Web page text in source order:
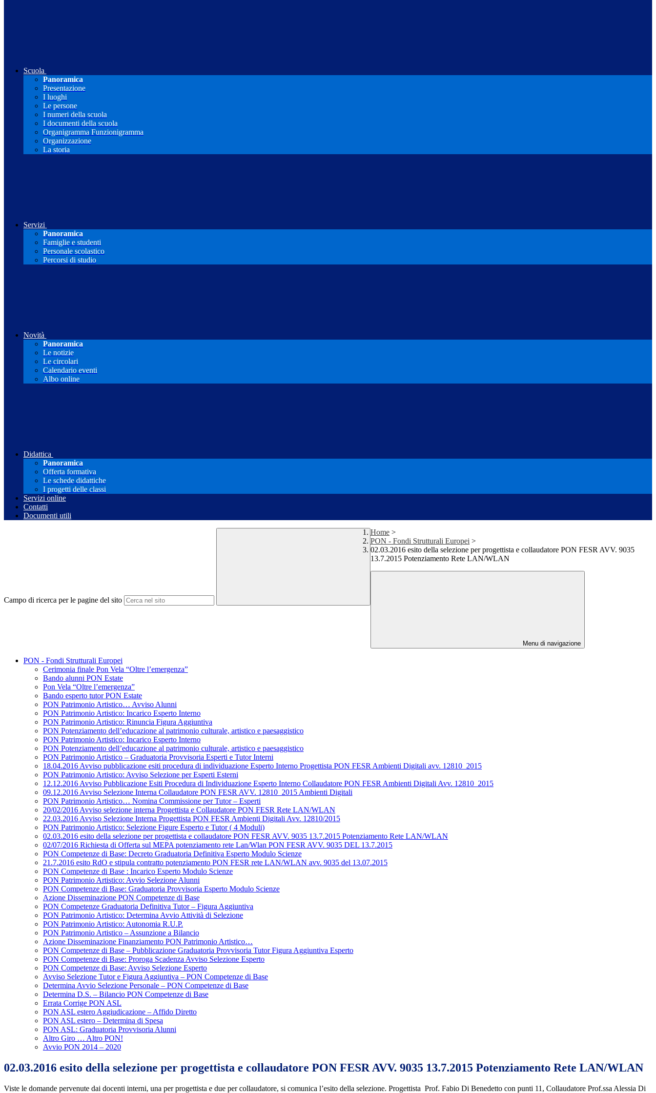
Scuola
Panoramica
Presentazione
I luoghi
Le persone
I numeri della scuola
I documenti della scuola
Organigramma Funzionigramma
Organizzazione
La storia
Servizi
Panoramica
Famiglie e studenti
Personale scolastico
Percorsi di studio
Novità
Panoramica
Le notizie
Le circolari
Calendario eventi
Albo online
Didattica
Panoramica
Offerta formativa
Le schede didattiche
I progetti delle classi
Servizi online
Contatti
Documenti utili
Campo di ricerca per le pagine del sito
Home >
PON - Fondi Strutturali Europei >
02.03.2016 esito della selezione per progettista e collaudatore PON FESR AVV. 9035
13.7.2015 Potenziamento Rete LAN/WLAN
Menu di navigazione
PON - Fondi Strutturali Europei
Cerimonia finale Pon Vela “Oltre l’emergenza”
Bando alunni PON Estate
Pon Vela “Oltre l’emergenza”
Bando esperto tutor PON Estate
PON Patrimonio Artistico… Avviso Alunni
PON Patrimonio Artistico: Incarico Esperto Interno
PON Patrimonio Artistico: Rinuncia Figura Aggiuntiva
PON Potenziamento dell’educazione al patrimonio culturale, artistico e paesaggistico
PON Patrimonio Artistico: Incarico Esperto Interno
PON Potenziamento dell’educazione al patrimonio culturale, artistico e paesaggistico
PON Patrimonio Artistico – Graduatoria Provvisoria Esperti e Tutor Interni
18.04.2016 Avviso pubblicazione esiti procedura di individuazione Esperto Interno Progettista PON FESR Ambienti Digitali avv. 12810_2015
PON Patrimonio Artistico: Avviso Selezione per Esperti Esterni
12.12.2016 Avviso Pubblicazione Esiti Procedura di Individuazione Esperto Interno Collaudatore PON FESR Ambienti Digitali Avv. 12810_2015
09.12.2016 Avviso Selezione Interna Collaudatore PON FESR AVV. 12810_2015 Ambienti Digitali
PON Patrimonio Artistico… Nomina Commissione per Tutor – Esperti
20/02/2016 Avviso selezione interna Progettista e Collaudatore PON FESR Rete LAN/WLAN
22.03.2016 Avviso Selezione Interna Progettista PON FESR Ambienti Digitali Avv. 12810/2015
PON Patrimonio Artistico: Selezione Figure Esperto e Tutor ( 4 Moduli)
02.03.2016 esito della selezione per progettista e collaudatore PON FESR AVV. 9035 13.7.2015 Potenziamento Rete LAN/WLAN
02/07/2016 Richiesta di Offerta sul MEPA potenziamento rete Lan/Wlan PON FESR AVV. 9035 DEL 13.7.2015
PON Competenze di Base: Decreto Graduatoria Definitiva Esperto Modulo Scienze
21.7.2016 esito RdO e stipula contratto potenziamento PON FESR rete LAN/WLAN avv. 9035 del 13.07.2015
PON Competenze di Base : Incarico Esperto Modulo Scienze
PON Patrimonio Artistico: Avvio Selezione Alunni
PON Competenze di Base: Graduatoria Provvisoria Esperto Modulo Scienze
Azione Disseminazione PON Competenze di Base
PON Competenze Graduatoria Definitiva Tutor – Figura Aggiuntiva
PON Patrimonio Artistico: Determina Avvio Attività di Selezione
PON Patrimonio Artistico: Autonomia R.U.P.
PON Patrimonio Artistico – Assunzione a Bilancio
Azione Disseminazione Finanziamento PON Patrimonio Artistico…
PON Competenze di Base – Pubblicazione Graduatoria Provvisoria Tutor Figura Aggiuntiva Esperto
PON Competenze di Base: Proroga Scadenza Avviso Selezione Esperto
PON Competenze di Base: Avviso Selezione Esperto
Avviso Selezione Tutor e Figura Aggiuntiva – PON Competenze di Base
Determina Avvio Selezione Personale – PON Competenze di Base
Determina D.S. – Bilancio PON Competenze di Base
Errata Corrige PON ASL
PON ASL estero Aggiudicazione – Affido Diretto
PON ASL estero – Determina di Spesa
PON ASL: Graduatoria Provvisoria Alunni
Altro Giro … Altro PON!
Avvio PON 2014 – 2020
02.03.2016 esito della selezione per progettista e collaudatore PON FESR AVV. 9035 13.7.2015 Potenziamento Rete LAN/WLAN
Viste le domande pervenute dai docenti interni, una per progettista e due per collaudatore, si comunica l’esito della selezione. Progettista Prof. Fabio Di Benedetto con punti 11, Collaudatore Prof.ssa Alessia Di